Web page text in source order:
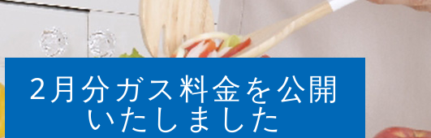
について
法について ガス衣類乾燥機（乾太くん）
ウォーターサーバー
2月分ガス料金を公開
いたしました